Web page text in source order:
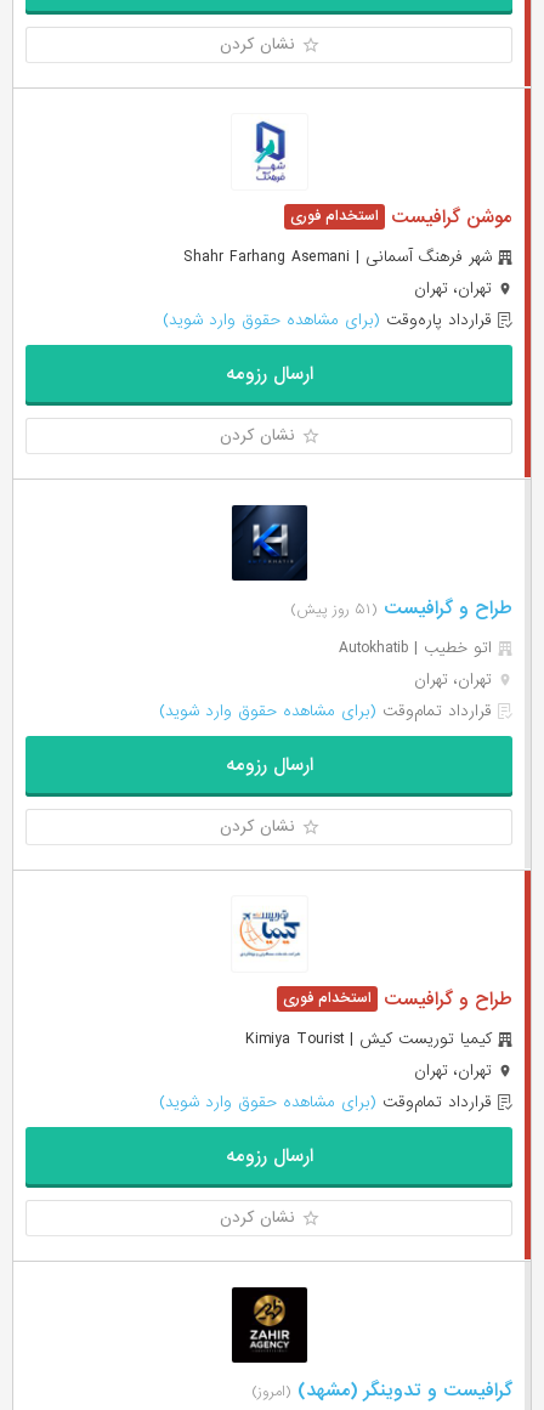
نشان کردن
موشن گرافیست
شهر فرهنگ آسمانی | Shahr Farhang Asemani
تهران، تهران
قرارداد پاره‌وقت (برای مشاهده حقوق وارد شوید)
ارسال رزومه
نشان کردن
طراح و گرافیست (۵۱ روز پیش)
اتو خطیب | Autokhatib
تهران، تهران
قرارداد تمام‌وقت (برای مشاهده حقوق وارد شوید)
ارسال رزومه
نشان کردن
طراح و گرافیست
کیمیا توریست کیش | Kimiya Tourist
تهران، تهران
قرارداد تمام‌وقت (برای مشاهده حقوق وارد شوید)
ارسال رزومه
نشان کردن
گرافیست و تدوینگر (مشهد) (امروز)